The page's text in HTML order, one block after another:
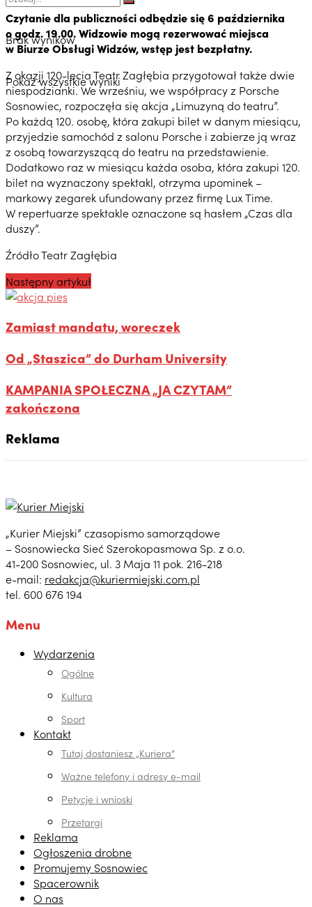
Brak wyników
Pokaż wszystkie wyniki
Czytanie dla publiczności odbędzie się 6 października
o godz. 19.00. Widzowie mogą rezerwować miejsca
w Biurze Obsługi Widzów, wstęp jest bezpłatny.
Z okazji 120-lecia Teatr Zagłębia przygotował także dwie
niespodzianki. We wrześniu, we współpracy z Porsche
Sosnowiec, rozpoczęła się akcja „Limuzyną do teatru”.
Po każdą 120. osobę, która zakupi bilet w danym miesiącu,
przyjedzie samochód z salonu Porsche i zabierze ją wraz
z osobą towarzyszącą do teatru na przedstawienie.
Dodatkowo raz w miesiącu każda osoba, która zakupi 120.
bilet na wyznaczony spektakl, otrzyma upominek –
markowy zegarek ufundowany przez firmę Lux Time.
W repertuarze spektakle oznaczone są hasłem „Czas dla
duszy”.
Źródło Teatr Zagłębia
Następny artykuł
Zamiast mandatu, woreczek
Od „Staszica” do Durham University
KAMPANIA SPOŁECZNA „JA CZYTAM”
zakończona
Reklama
„Kurier Miejski” czasopismo samorządowe
– Sosnowiecka Sieć Szerokopasmowa Sp. z o.o.
41-200 Sosnowiec, ul. 3 Maja 11 pok. 216-218
e-mail: redakcja@kuriermiejski.com.pl
tel. 600 676 194
Menu
Wydarzenia
Ogólne
Kultura
Sport
Kontakt
Tutaj dostaniesz „Kuriera”
Ważne telefony i adresy e-mail
Petycje i wnioski
Przetargi
Reklama
Ogłoszenia drobne
Promujemy Sosnowiec
Spacerownik
O nas